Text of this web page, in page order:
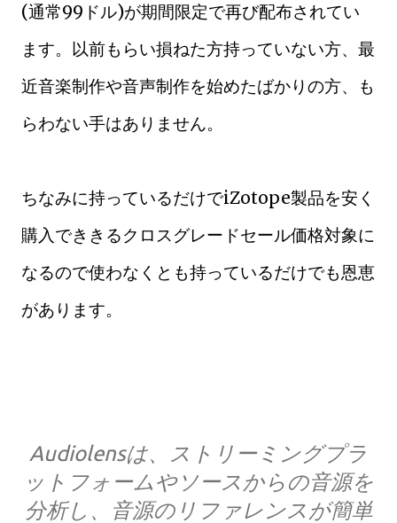
(通常99ドル)が期間限定で再び配布されてい
ます。以前もらい損ねた方持っていない方、最
近音楽制作や音声制作を始めたばかりの方、も
らわない手はありません。
ちなみに持っているだけでiZotope製品を安く
購入でききるクロスグレードセール価格対象に
なるので使わなくとも持っているだけでも恩恵
があります。
Audiolensは、ストリーミングプラ
ットフォームやソースからの音源を
分析し、音源のリファレンスが簡単